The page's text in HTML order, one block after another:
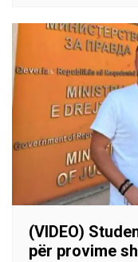
(VIDEO)
për provime